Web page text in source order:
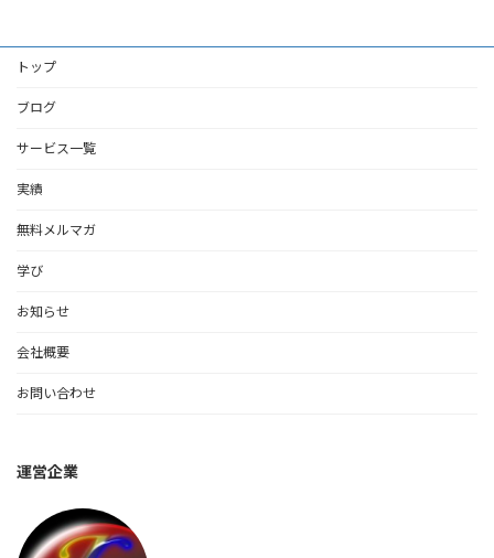
トップ
ブログ
サービス一覧
実績
無料メルマガ
学び
お知らせ
会社概要
お問い合わせ
運営企業